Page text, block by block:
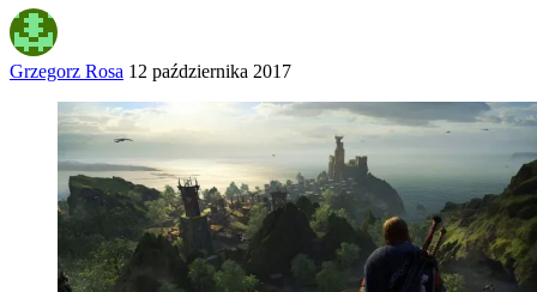
Grzegorz Rosa 12 października 2017